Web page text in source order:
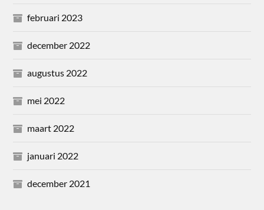
februari 2023
december 2022
augustus 2022
mei 2022
maart 2022
januari 2022
december 2021